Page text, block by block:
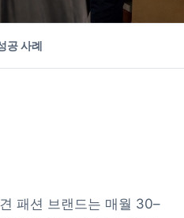
공 사례
패션 브랜드는 매월 30–